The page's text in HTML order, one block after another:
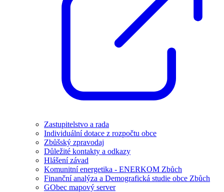
Zastupitelstvo a rada
Individuální dotace z rozpočtu obce
Zbůšský zpravodaj
Důležité kontakty a odkazy
Hlášení závad
Komunitní energetika - ENERKOM Zbůch
Finanční analýza a Demografická studie obce Zbůch
GObec mapový server